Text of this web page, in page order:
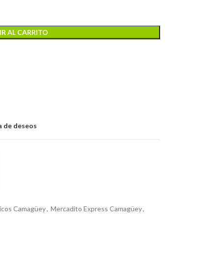
AL CARRITO
de deseos
Camagüey, Mercadito Express Camagüey,